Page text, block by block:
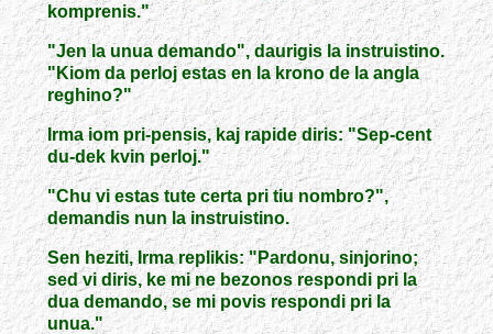
komprenis."
"Jen la unua demando", daurigis la instruistino.
"Kiom da perloj estas en la krono de la angla
reghino?"
Irma iom pri-pensis, kaj rapide diris: "Sep-cent
du-dek kvin perloj."
"Chu vi estas tute certa pri tiu nombro?",
demandis nun la instruistino.
Sen heziti, Irma replikis: "Pardonu, sinjorino;
sed vi diris, ke mi ne bezonos respondi pri la
dua demando, se mi povis respondi pri la
unua."